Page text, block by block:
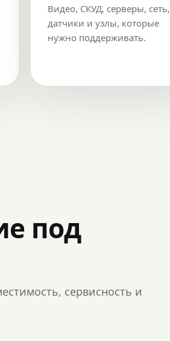
Видео, СКУД, серверы, сеть,
датчики и узлы, которые
нужно поддерживать.
под
сервисность и